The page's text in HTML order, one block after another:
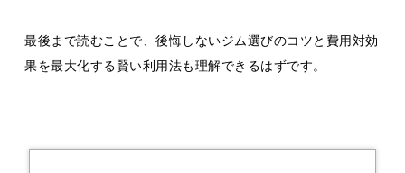
最後まで読むことで、後悔しないジム選びのコツと費用対効
果を最大化する賢い利用法も理解できるはずです。